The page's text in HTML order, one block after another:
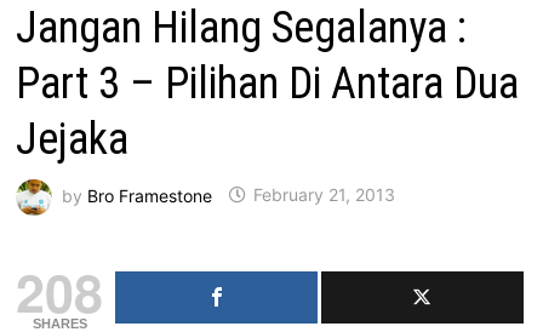
Jangan Hilang Segalanya :
Part 3 – Pilihan Di Antara Dua
Jejaka
by Bro Framestone February 21, 2013
208
SHARES